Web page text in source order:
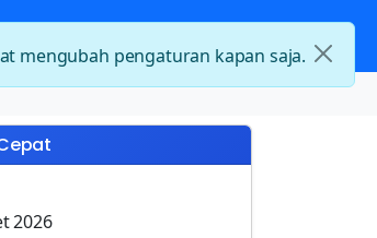
2026
mengubah pengaturan kapan saja.